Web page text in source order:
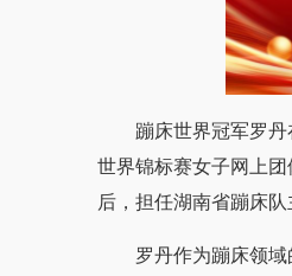
蹦床世界冠军罗丹在
世界锦标赛女子网上
后，担任湖南省蹦床
罗丹作为蹦床领域的